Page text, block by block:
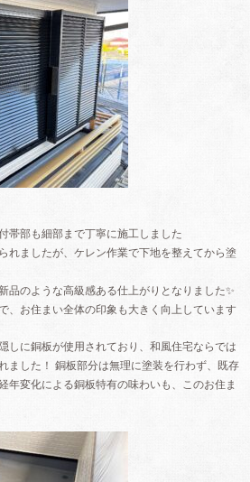
帯部も細部まで丁寧に施工しました
れましたが、ケレン作業で下地を整えてから塗
品のような高級感ある仕上がりとなりました✨
、お住まい全体の印象も大きく向上しています
しに銅板が使用されており、和風住宅ならでは
ました！ 銅板部分は無理に塗装を行わず、既存
年変化による銅板特有の味わいも、このお住ま